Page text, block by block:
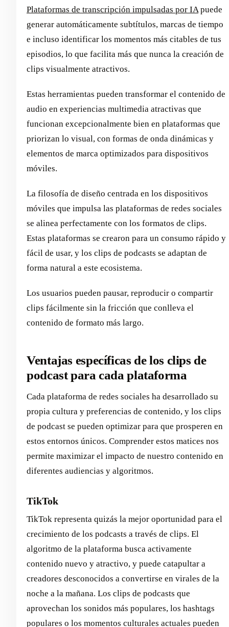
Plataformas de transcripción impulsadas por IA puede
generar automáticamente subtítulos, marcas de tiempo
e incluso identificar los momentos más citables de tus
episodios, lo que facilita más que nunca la creación de
clips visualmente atractivos.
Estas herramientas pueden transformar el contenido de
audio en experiencias multimedia atractivas que
funcionan excepcionalmente bien en plataformas que
priorizan lo visual, con formas de onda dinámicas y
elementos de marca optimizados para dispositivos
móviles.
La filosofía de diseño centrada en los dispositivos
móviles que impulsa las plataformas de redes sociales
se alinea perfectamente con los formatos de clips.
Estas plataformas se crearon para un consumo rápido y
fácil de usar, y los clips de podcasts se adaptan de
forma natural a este ecosistema.
Los usuarios pueden pausar, reproducir o compartir
clips fácilmente sin la fricción que conlleva el
contenido de formato más largo.
Ventajas específicas de los clips de
podcast para cada plataforma
Cada plataforma de redes sociales ha desarrollado su
propia cultura y preferencias de contenido, y los clips
de podcast se pueden optimizar para que prosperen en
estos entornos únicos. Comprender estos matices nos
permite maximizar el impacto de nuestro contenido en
diferentes audiencias y algoritmos.
TikTok
TikTok representa quizás la mejor oportunidad para el
crecimiento de los podcasts a través de clips. El
algoritmo de la plataforma busca activamente
contenido nuevo y atractivo, y puede catapultar a
creadores desconocidos a convertirse en virales de la
noche a la mañana. Los clips de podcasts que
aprovechan los sonidos más populares, los hashtags
populares o los momentos culturales actuales pueden